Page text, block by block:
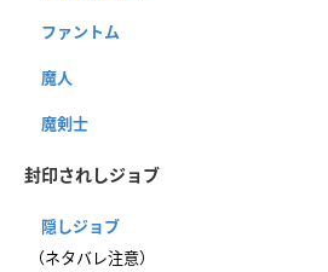
ファントム
魔人
魔剣士
封印されしジョブ
隠しジョブ
（ネタバレ注意）